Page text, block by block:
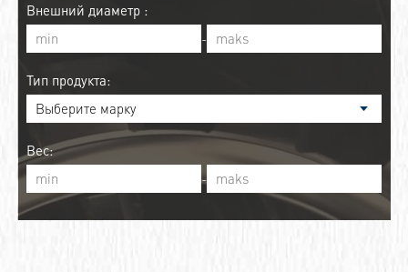
Внешний диаметр :
-
Тип продукта:
Вес:
-